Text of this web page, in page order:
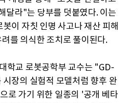
달라"는 당부를 덧붙였다. 이는
이 자칫 인명 사고나 재산 피해
를 의식한 조치로 풀이된다.
학교 로봇공학부 교수는 "GD-
장의 실험적 모델처럼 향후 완
로 가기 위한 일종의 '공개 베타